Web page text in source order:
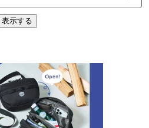
表示する